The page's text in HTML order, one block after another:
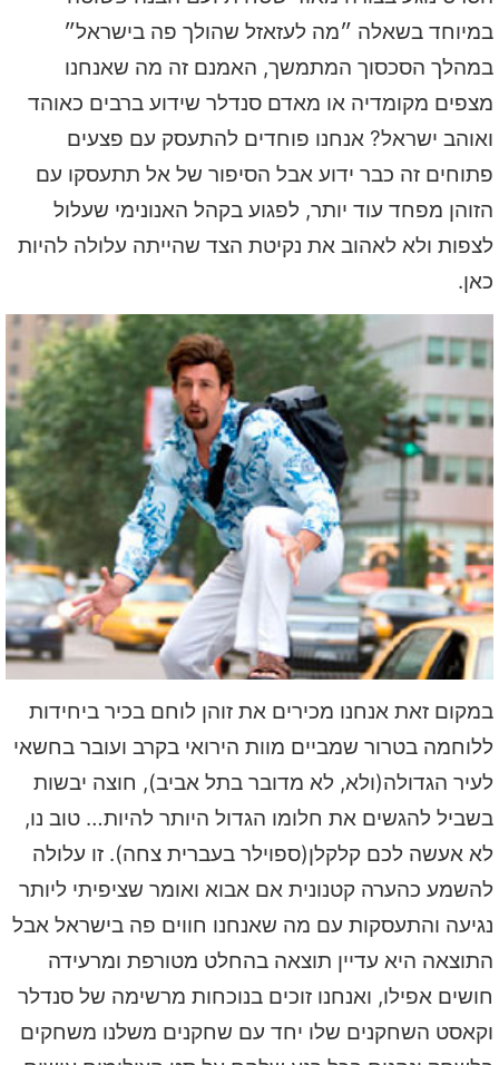
במיוחד בשאלה ״מה לעזאזל שהולך פה בישראל״
במהלך הסכסוך המתמשך, האמנם זה מה שאנחנו
מצפים מקומדיה או מאדם סנדלר שידוע ברבים כאוהד
ואוהב ישראל? אנחנו פוחדים להתעסק עם פצעים
פתוחים זה כבר ידוע אבל הסיפור של אל תתעסקו עם
הזוהן מפחד עוד יותר, לפגוע בקהל האנונימי שעלול
לצפות ולא לאהוב את נקיטת הצד שהייתה עלולה להיות
כאן.
במקום זאת אנחנו מכירים את זוהן לוחם בכיר ביחידות
ללוחמה בטרור שמביים מוות הירואי בקרב ועובר בחשאי
לעיר הגדולה(ולא, לא מדובר בתל אביב), חוצה יבשות
בשביל להגשים את חלומו הגדול היותר להיות… טוב נו,
לא אעשה לכם קלקלן(ספוילר בעברית צחה). זו עלולה
להשמע כהערה קטנונית אם אבוא ואומר שציפיתי ליותר
נגיעה והתעסקות עם מה שאנחנו חווים פה בישראל אבל
התוצאה היא עדיין תוצאה בהחלט מטורפת ומרעידה
חושים אפילו, ואנחנו זוכים בנוכחות מרשימה של סנדלר
וקאסט השחקנים שלו יחד עם שחקנים משלנו משחקים